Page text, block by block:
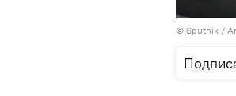
© Sputnik /